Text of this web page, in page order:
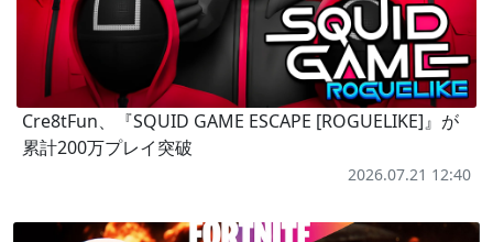
Cre8tFun、『SQUID GAME ESCAPE [ROGUELIKE]』が
累計200万プレイ突破
2026.07.21 12:40